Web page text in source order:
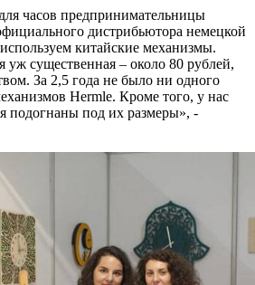
часов предпринимательницы
дистрибьютора немецкой
китайские механизмы.
уж существенная – около 80 рублей,
За 2,5 года не было ни одного
Hermle. Кроме того, у нас
подогнаны под их размеры», -